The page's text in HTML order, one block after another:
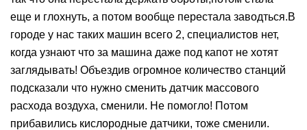
еще и глохнуть, а потом вообще перестала заводться.В
городе у нас таких машин всего 2, специалистов нет,
когда узнают что за машина даже под капот не хотят
заглядывать! Объездив огромное количество станций
подсказали что нужно сменить датчик массового
расхода воздуха, сменили. Не помогло! Потом
прибавились кислородные датчики, тоже сменили.